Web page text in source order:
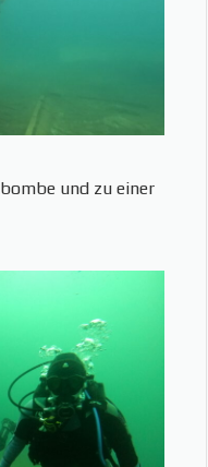
und zu einer